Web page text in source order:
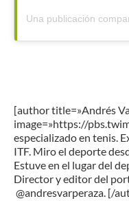
Una publicación
[author title=»Andrés
image=»https://
especializado en tenis.
ITF. Miro el deporte
Estuve en el lugar del
Director y editor del
@andresvarperaza. [/